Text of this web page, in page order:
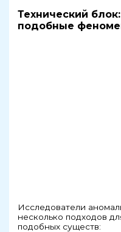
Технический
подобные
Исследователи
несколько подходов
подобных существ: